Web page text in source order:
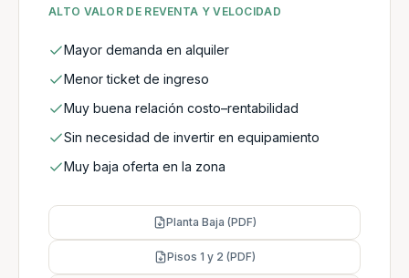
ALTO VALOR DE REVENTA Y VELOCIDAD
Mayor demanda en alquiler
Menor ticket de ingreso
Muy buena relación costo–rentabilidad
Sin necesidad de invertir en equipamiento
Muy baja oferta en la zona
Planta Baja (PDF)
Pisos 1 y 2 (PDF)